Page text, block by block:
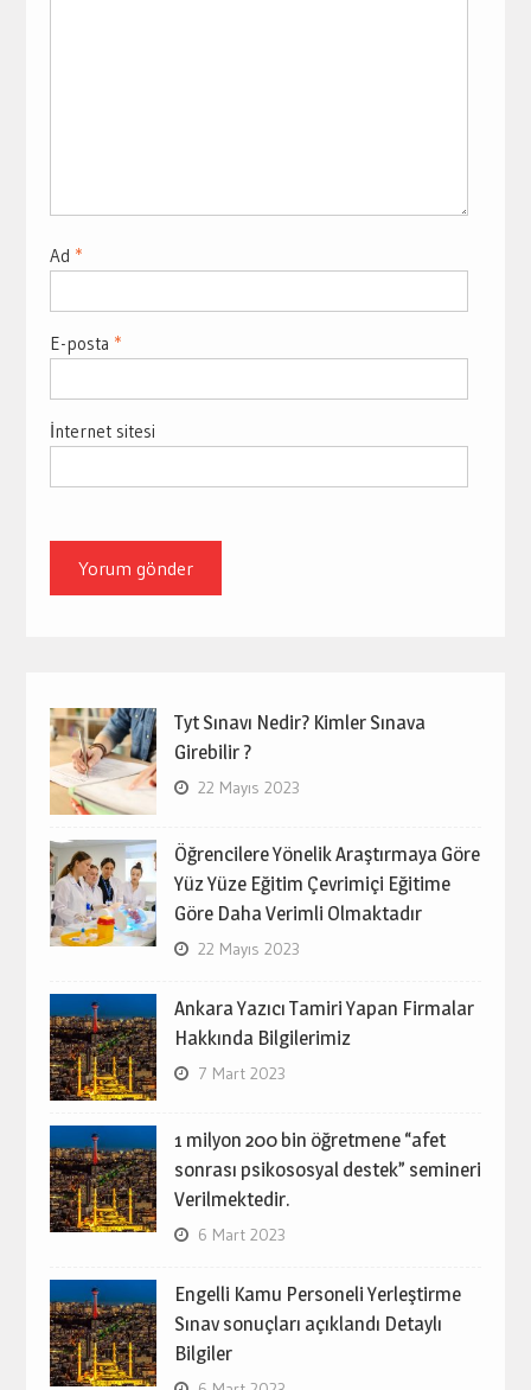
Ad *
E-posta *
İnternet sitesi
Tyt Sınavı Nedir? Kimler Sınava
Girebilir ?
22 Mayıs 2023
Öğrencilere Yönelik Araştırmaya Göre
Yüz Yüze Eğitim Çevrimiçi Eğitime
Göre Daha Verimli Olmaktadır
22 Mayıs 2023
Ankara Yazıcı Tamiri Yapan Firmalar
Hakkında Bilgilerimiz
7 Mart 2023
1 milyon 200 bin öğretmene “afet
sonrası psikososyal destek” semineri
Verilmektedir.
6 Mart 2023
Engelli Kamu Personeli Yerleştirme
Sınav sonuçları açıklandı Detaylı
Bilgiler